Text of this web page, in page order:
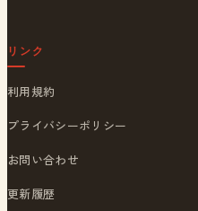
リンク
利用規約
プライバシーポリシー
お問い合わせ
更新履歴